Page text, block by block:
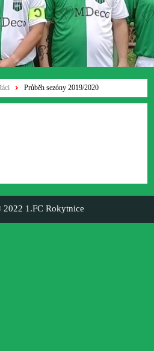
Průběh sezóny 2019/2020
1.FC Rokytnice